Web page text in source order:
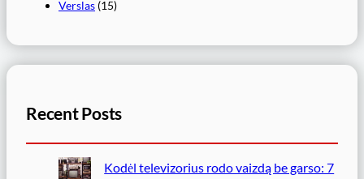
Verslas (15)
Recent Posts
Kodėl televizorius rodo vaizdą be garso: 7